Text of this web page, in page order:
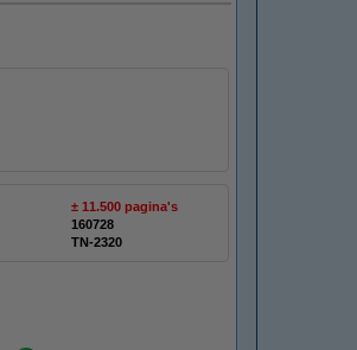
± 11.500 pagina's
160728
TN-2320